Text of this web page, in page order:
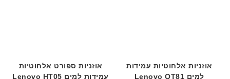
אוזניות אלחוטיות עמידות
למים Lenovo QT81
אוזניות ספורט אלחוטיות
עמידות למים Lenovo HT05